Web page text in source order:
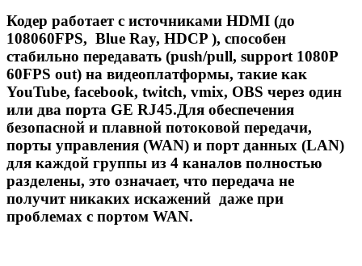
Кодер работает с источниками HDMI (до
108060FPS, Blue Ray, HDCP ), способен
стабильно передавать (push/pull, support 1080P
60FPS out) на видеоплатформы, такие как
YouTube, facebook, twitch, vmix, OBS через один
или два порта GE RJ45.Для обеспечения
безопасной и плавной потоковой передачи,
порты управления (WAN) и порт данных (LAN)
для каждой группы из 4 каналов полностью
разделены, это означает, что передача не
получит никаких искажений даже при
проблемах с портом WAN.